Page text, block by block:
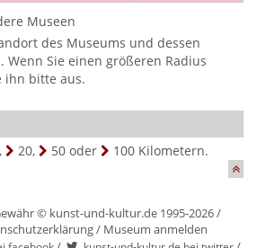
Museen
des Museums und dessen
Sie einen größeren Radius
ihn bitte aus.
, 20, 50 oder 100 Kilometern.
© kunst-und-kultur.de 1995-2026 /
/ Museum anmelden